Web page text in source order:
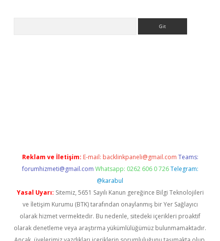
Reklam ve İletişim: E-mail: backlinkpaneli@gmail.com Teams:
forumhizmeti@gmail.com Whatsapp: 0262 606 0 726 Telegram:
@karabul
Yasal Uyarı: Sitemiz, 5651 Sayılı Kanun gereğince Bilgi Teknolojileri
ve İletişim Kurumu (BTK) tarafından onaylanmış bir Yer Sağlayıcı
olarak hizmet vermektedir. Bu nedenle, sitedeki içerikleri proaktif
olarak denetleme veya araştırma yükümlülüğümüz bulunmamaktadır.